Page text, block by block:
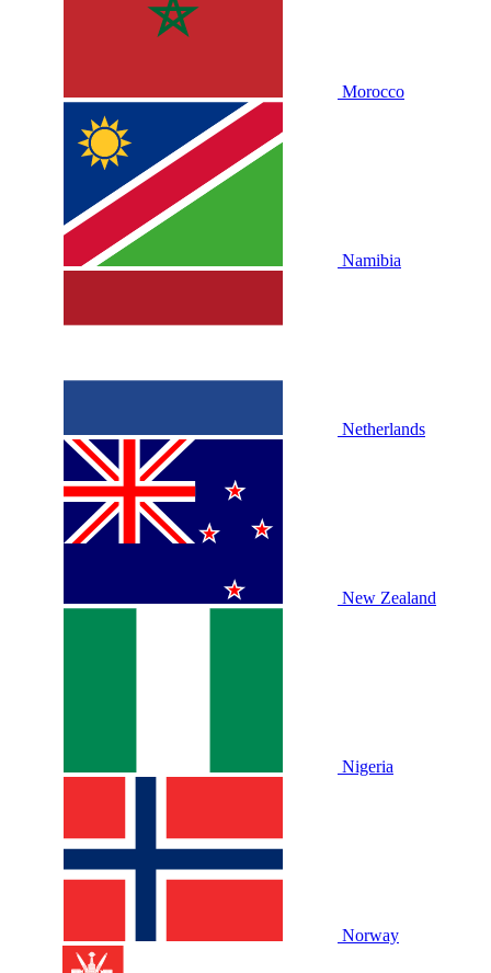
Morocco
Namibia
Netherlands
New Zealand
Nigeria
Norway